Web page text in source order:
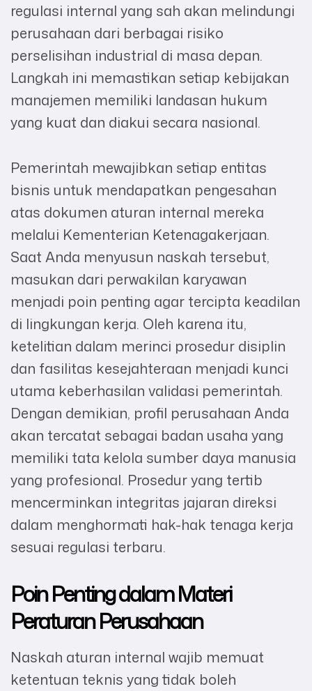
regulasi internal yang sah akan melindungi
perusahaan dari berbagai risiko
perselisihan industrial di masa depan.
Langkah ini memastikan setiap kebijakan
manajemen memiliki landasan hukum
yang kuat dan diakui secara nasional.
Pemerintah mewajibkan setiap entitas
bisnis untuk mendapatkan pengesahan
atas dokumen aturan internal mereka
melalui Kementerian Ketenagakerjaan.
Saat Anda menyusun naskah tersebut,
masukan dari perwakilan karyawan
menjadi poin penting agar tercipta keadilan
di lingkungan kerja. Oleh karena itu,
ketelitian dalam merinci prosedur disiplin
dan fasilitas kesejahteraan menjadi kunci
utama keberhasilan validasi pemerintah.
Dengan demikian, profil perusahaan Anda
akan tercatat sebagai badan usaha yang
memiliki tata kelola sumber daya manusia
yang profesional. Prosedur yang tertib
mencerminkan integritas jajaran direksi
dalam menghormati hak-hak tenaga kerja
sesuai regulasi terbaru.
Poin Penting dalam Materi
Peraturan Perusahaan
Naskah aturan internal wajib memuat
ketentuan teknis yang tidak boleh